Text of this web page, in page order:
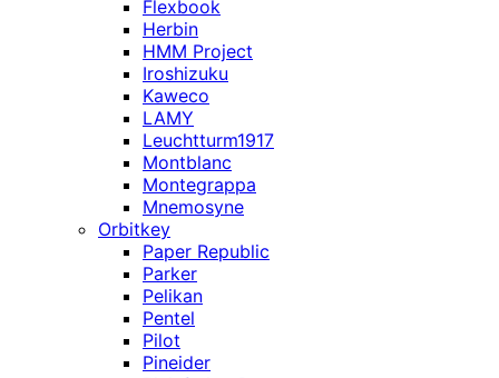
Flexbook
Herbin
HMM Project
Iroshizuku
Kaweco
LAMY
Leuchtturm1917
Montblanc
Montegrappa
Mnemosyne
Orbitkey
Paper Republic
Parker
Pelikan
Pentel
Pilot
Pineider